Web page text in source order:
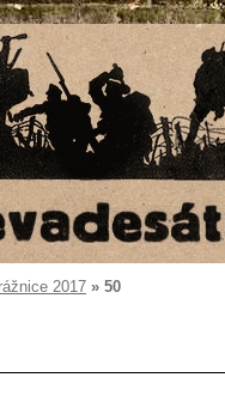
2017 » 50